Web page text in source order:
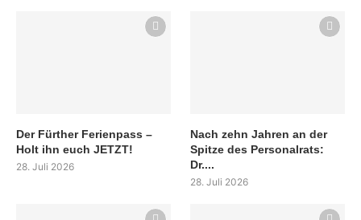
Der Fürther Ferienpass –
Holt ihn euch JETZT!
28. Juli 2026
Nach zehn Jahren an der
Spitze des Personalrats:
Dr....
28. Juli 2026